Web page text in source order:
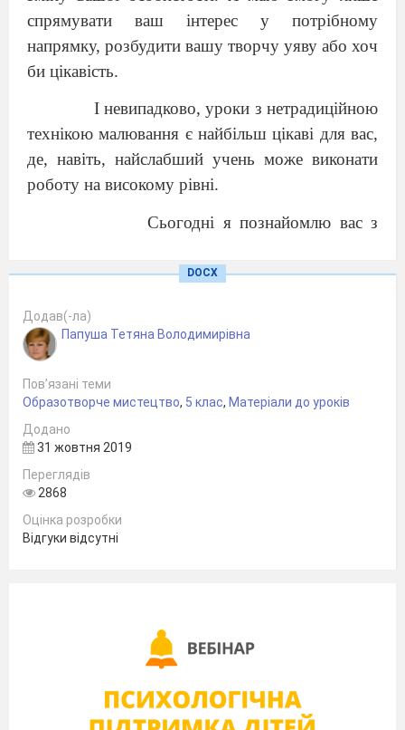
спрямувати ваш інтерес у потрібному
напрямку, розбудити вашу творчу уяву або хоч
би цікавість.
І невипадково, уроки з нетрадиційною
технікою малювання є найбільш цікаві для вас,
де, навіть, найслабший учень може виконати
роботу на високому рівні.
Сьогодні я познайомлю вас з
папером. Цю техніку доцільно
натюрморту, створення орнаментальних
композицій. А розпочнемо ми з пейзажу, так як
за вікном прекрасна пора року осінь.
В парках і садочках,
На доріжки й трави
Віти напівголі
Й небо синє чисте.
Метушні немає,
DOCX
Додав(-ла)
Папуша Тетяна Володимирівна
Пов’язані теми
Образотворче мистецтво, 5 клас, Матеріали до уроків
Додано
31 жовтня 2019
Переглядів
2868
Оцінка розробки
Відгуки відсутні